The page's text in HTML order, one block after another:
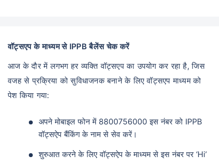
वॉट्सएप के माध्यम से IPPB बैलेंस चेक करें
आज के दौर में लगभग हर व्यक्ति वॉट्सएप का उपयोग कर रहा है, जिस
वजह से प्रक्रिया को सुविधाजनक बनाने के लिए वॉट्सएप माध्यम को
पेश किया गया:
अपने मोबाइल फोन में 8800756000 इस नंबर को IPPB
वॉट्सऐप बैंकिंग के नाम से सेव करें।
शुरुआत करने के लिए वॉट्सऐप के माध्यम से इस नंबर पर ‘Hi’